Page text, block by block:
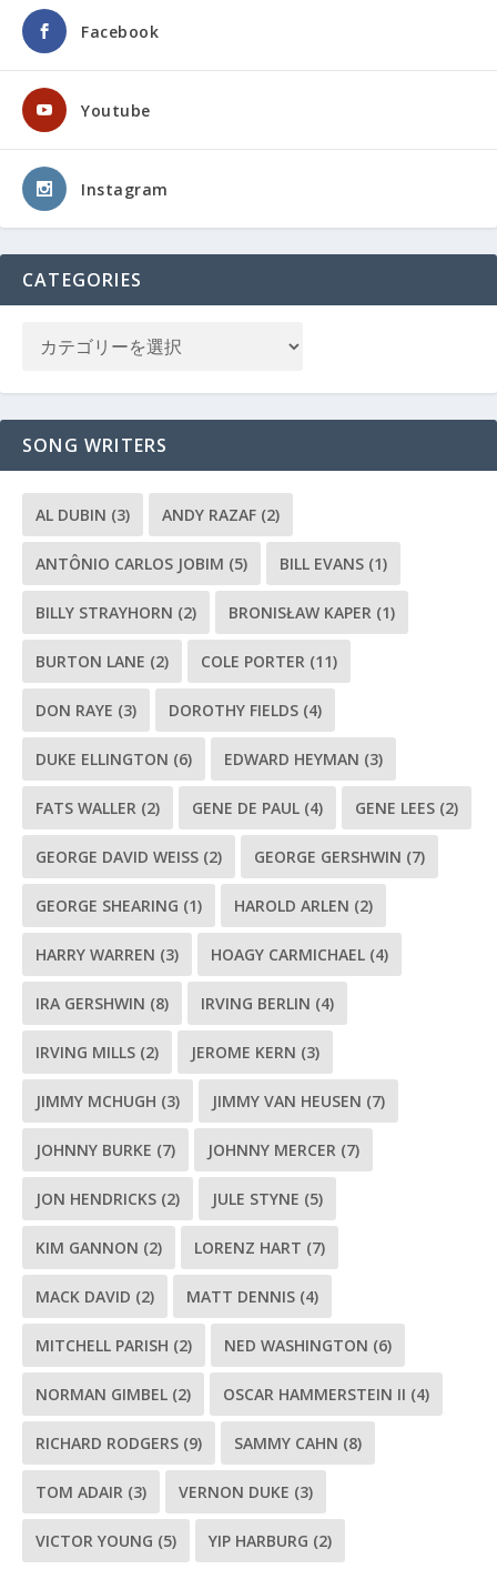
Facebook
Youtube
Instagram
CATEGORIES
SONG WRITERS
AL DUBIN (3) ANDY RAZAF (2)
ANTÔNIO CARLOS JOBIM (5) BILL EVANS (1)
BILLY STRAYHORN (2) BRONISŁAW KAPER (1)
BURTON LANE (2) COLE PORTER (11)
DON RAYE (3) DOROTHY FIELDS (4)
DUKE ELLINGTON (6) EDWARD HEYMAN (3)
FATS WALLER (2) GENE DE PAUL (4) GENE LEES (2)
GEORGE DAVID WEISS (2) GEORGE GERSHWIN (7)
GEORGE SHEARING (1) HAROLD ARLEN (2)
HARRY WARREN (3) HOAGY CARMICHAEL (4)
IRA GERSHWIN (8) IRVING BERLIN (4)
IRVING MILLS (2) JEROME KERN (3)
JIMMY MCHUGH (3) JIMMY VAN HEUSEN (7)
JOHNNY BURKE (7) JOHNNY MERCER (7)
JON HENDRICKS (2) JULE STYNE (5)
KIM GANNON (2) LORENZ HART (7)
MACK DAVID (2) MATT DENNIS (4)
MITCHELL PARISH (2) NED WASHINGTON (6)
NORMAN GIMBEL (2) OSCAR HAMMERSTEIN II (4)
RICHARD RODGERS (9) SAMMY CAHN (8)
TOM ADAIR (3) VERNON DUKE (3)
VICTOR YOUNG (5) YIP HARBURG (2)